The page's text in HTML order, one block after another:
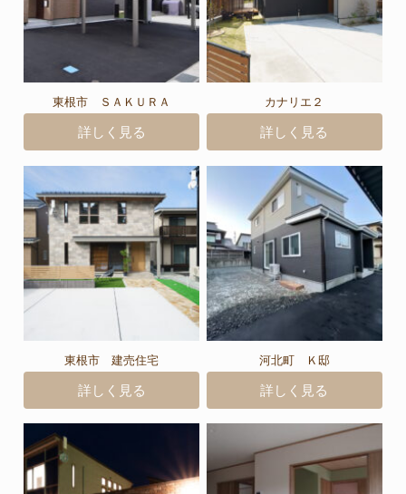
東根市 ＳＡＫＵＲＡ
詳しく見る
カナリエ２
詳しく見る
東根市 建売住宅
詳しく見る
河北町 Ｋ邸
詳しく見る